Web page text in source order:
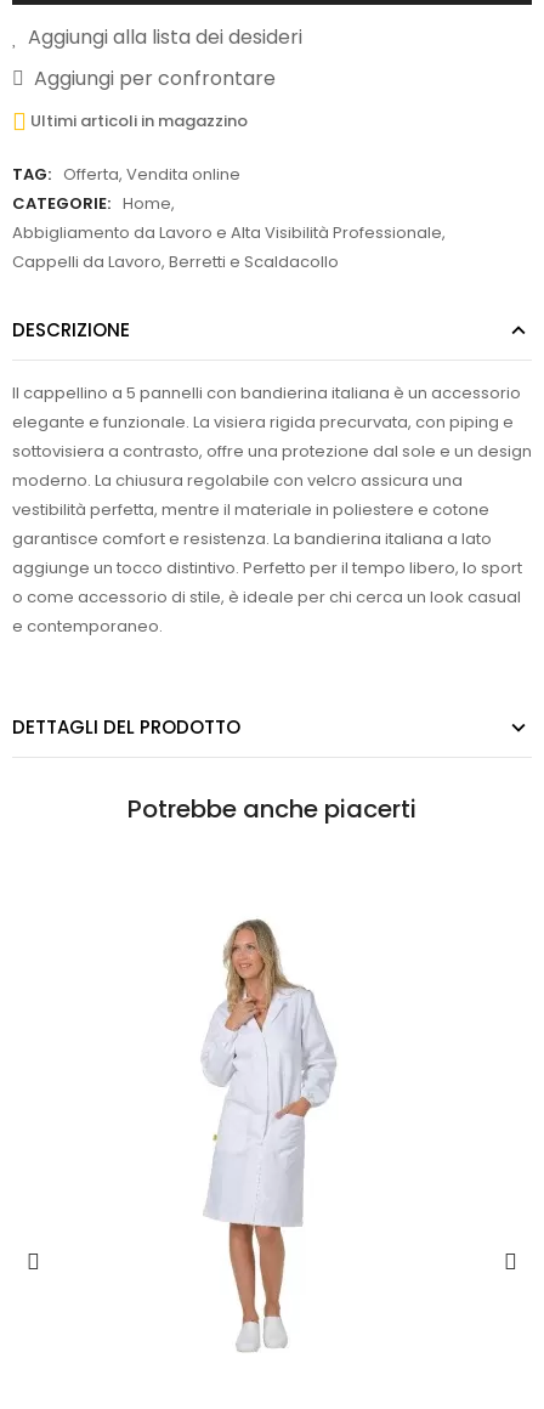
Aggiungi alla lista dei desideri
Aggiungi per confrontare
Ultimi articoli in magazzino
TAG: Offerta, Vendita online
CATEGORIE: Home,
Abbigliamento da Lavoro e Alta Visibilità Professionale,
Cappelli da Lavoro, Berretti e Scaldacollo
DESCRIZIONE
Il cappellino a 5 pannelli con bandierina italiana è un accessorio
elegante e funzionale. La visiera rigida precurvata, con piping e
sottovisiera a contrasto, offre una protezione dal sole e un design
moderno. La chiusura regolabile con velcro assicura una
vestibilità perfetta, mentre il materiale in poliestere e cotone
garantisce comfort e resistenza. La bandierina italiana a lato
aggiunge un tocco distintivo. Perfetto per il tempo libero, lo sport
o come accessorio di stile, è ideale per chi cerca un look casual
e contemporaneo.
DETTAGLI DEL PRODOTTO
Potrebbe anche piacerti